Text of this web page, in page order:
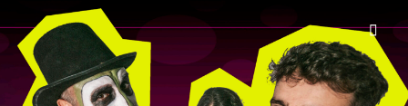
THE BIRRA'S TERROR
Aterrorizando Birras Desde 2010